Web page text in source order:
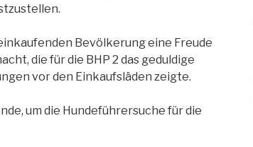
Bevölkerung eine Freude
die für die BHP 2 das geduldige
vor den Einkaufsläden zeigte.
um die Hundeführersuche für die